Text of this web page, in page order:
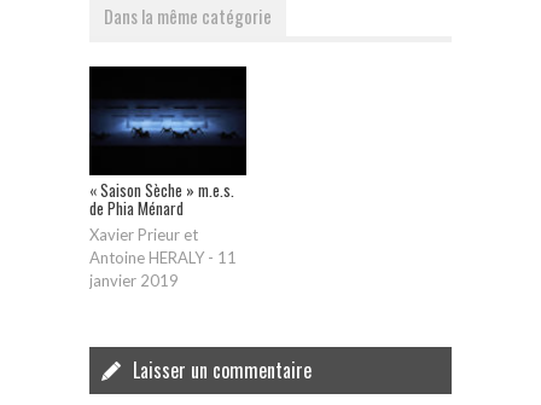
Dans la même catégorie
« Saison Sèche » m.e.s.
de Phia Ménard
Xavier Prieur et
Antoine HERALY - 11
janvier 2019
Laisser un commentaire